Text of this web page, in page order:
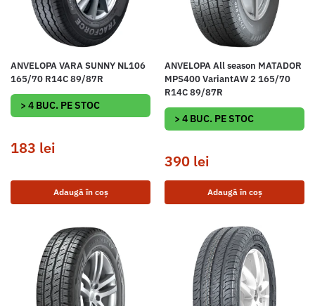
ANVELOPA VARA SUNNY NL106
165/70 R14C 89/87R
> 4 BUC. PE STOC
183 lei
Adaugă în coș
ANVELOPA All season MATADOR
MPS400 VariantAW 2 165/70
R14C 89/87R
> 4 BUC. PE STOC
390 lei
Adaugă în coș